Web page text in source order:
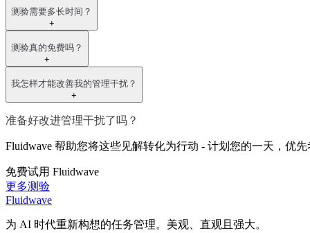
测验需要多长时间？
+
测验真的免费吗？
+
我怎样才能改善我的管理干扰？
+
准备好改进管理干扰了吗？
Fluidwave 帮助您将这些见解转化为行动 - 计划您的一天，优
免费试用 Fluidwave
更多测验
Fluidwave
为 AI 时代重新构想的任务管理。美观、直观且强大。